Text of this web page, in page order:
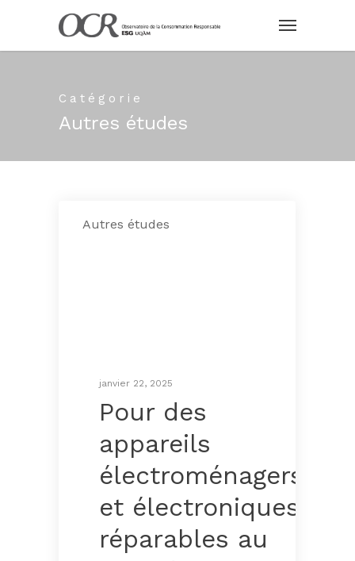
Catégorie
Autres études
Autres études
janvier 22, 2025
Pour des
appareils
électroménagers
et électroniques
réparables au